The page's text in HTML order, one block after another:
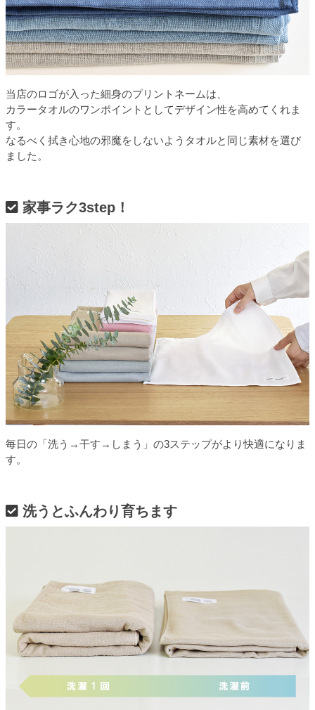
当店のロゴが入った細身のプリントネームは、
カラータオルのワンポイントとしてデザイン性を高めてくれま
す。
なるべく拭き心地の邪魔をしないようタオルと同じ素材を選び
ました。
家事ラク3step！
毎日の「洗う→干す→しまう」の3ステップがより快適になりま
す。
洗うとふんわり育ちます